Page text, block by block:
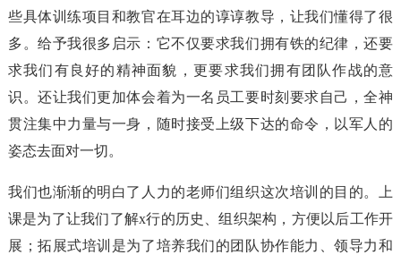
些具体训练项目和教官在耳边的谆谆教导，让我们懂得了很
多。给予我很多启示：它不仅要求我们拥有铁的纪律，还要
求我们有良好的精神面貌，更要求我们拥有团队作战的意
识。还让我们更加体会着为一名员工要时刻要求自己，全神
贯注集中力量与一身，随时接受上级下达的命令，以军人的
姿态去面对一切。
我们也渐渐的明白了人力的老师们组织这次培训的目的。上
课是为了让我们了解x行的历史、组织架构，方便以后工作开
展；拓展式培训是为了培养我们的团队协作能力、领导力和